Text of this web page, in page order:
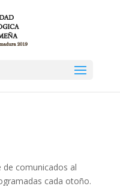
de comunicados al
cada otoño.